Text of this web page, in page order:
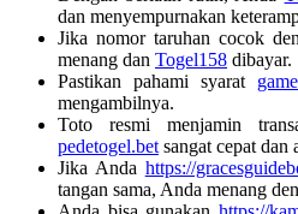
dan menyempurnakan
Jika nomor taruhan cocok
menang dan Togel158 dibayar.
Pastikan pahami syarat
mengambilnya.
Toto resmi menjamin
pedetogel.bet sangat cepat dan
Jika Anda https://
tangan sama, Anda menang